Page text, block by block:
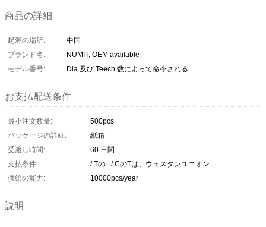
商品の詳細
起源の場所:
中国
ブランド名:
NUMIT, OEM available
モデル番号:
Dia.及び Teech 数によって命令される
お支払配送条件
最小注文数量:
500pcs
パッケージの詳細:
紙箱
受渡し時間:
60 日間
支払条件:
/ TのL / CのTは、ウェスタンユニオン
供給の能力:
10000pcs/year
説明